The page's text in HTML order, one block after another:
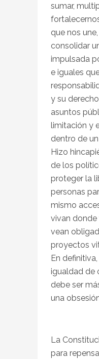
sumar,
que nos
consolidar
impulsada
e iguales
y su
asuntos
limitación y
dentro de
Hizo
de los
proteger la
personas
mismo
vivan donde
vean
proyectos
En
igualdad de
debe ser
una
La
para